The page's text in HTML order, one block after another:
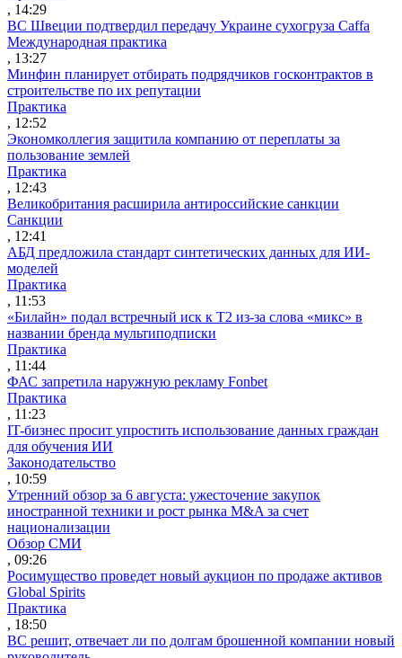
, 14:29
ВС Швеции подтвердил передачу Украине сухогруза Caffa
Международная практика
, 13:27
Минфин планирует отбирать подрядчиков госконтрактов в
строительстве по их репутации
Практика
, 12:52
Экономколлегия защитила компанию от переплаты за
пользование землей
Практика
, 12:43
Великобритания расширила антироссийские санкции
Санкции
, 12:41
АБД предложила стандарт синтетических данных для ИИ-
моделей
Практика
, 11:53
«Билайн» подал встречный иск к Т2 из-за слова «микс» в
названии бренда мультиподписки
Практика
, 11:44
ФАС запретила наружную рекламу Fonbet
Практика
, 11:23
IT-бизнес просит упростить использование данных граждан
для обучения ИИ
Законодательство
, 10:59
Утренний обзор за 6 августа: ужесточение закупок
иностранной техники и рост рынка M&A за счет
национализации
Обзор СМИ
, 09:26
Росимущество проведет новый аукцион по продаже активов
Global Spirits
Практика
, 18:50
ВС решит, отвечает ли по долгам брошенной компании новый